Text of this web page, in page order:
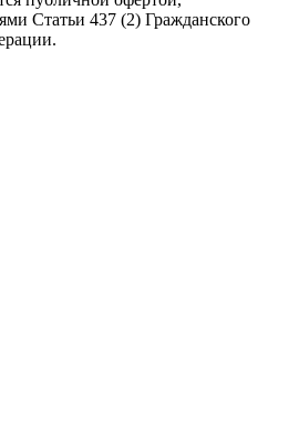
Статьи 437 (2) Гражданского